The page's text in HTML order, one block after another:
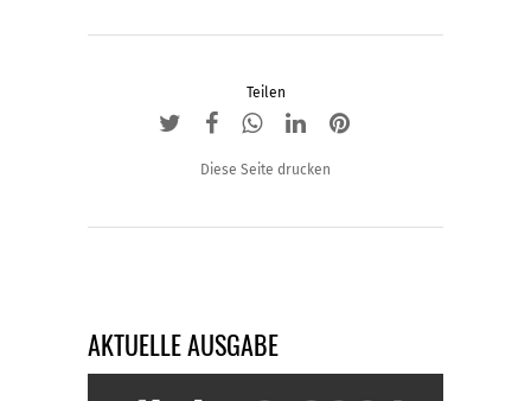
Teilen
Diese Seite drucken
AKTUELLE AUSGABE